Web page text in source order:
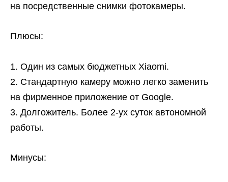
на посредственные снимки фотокамеры.
Плюсы:
Один из самых бюджетных Xiaomi.
Стандартную камеру можно легко заменить
на фирменное приложение от Google.
Долгожитель. Более 2-ух суток автономной
работы.
Минусы: